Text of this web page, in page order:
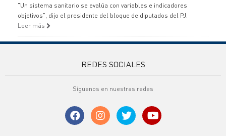
"Un sistema sanitario se evalúa con variables e indicadores
objetivos", dijo el presidente del bloque de diputados del PJ.
Leer más
REDES SOCIALES
Síguenos en nuestras redes